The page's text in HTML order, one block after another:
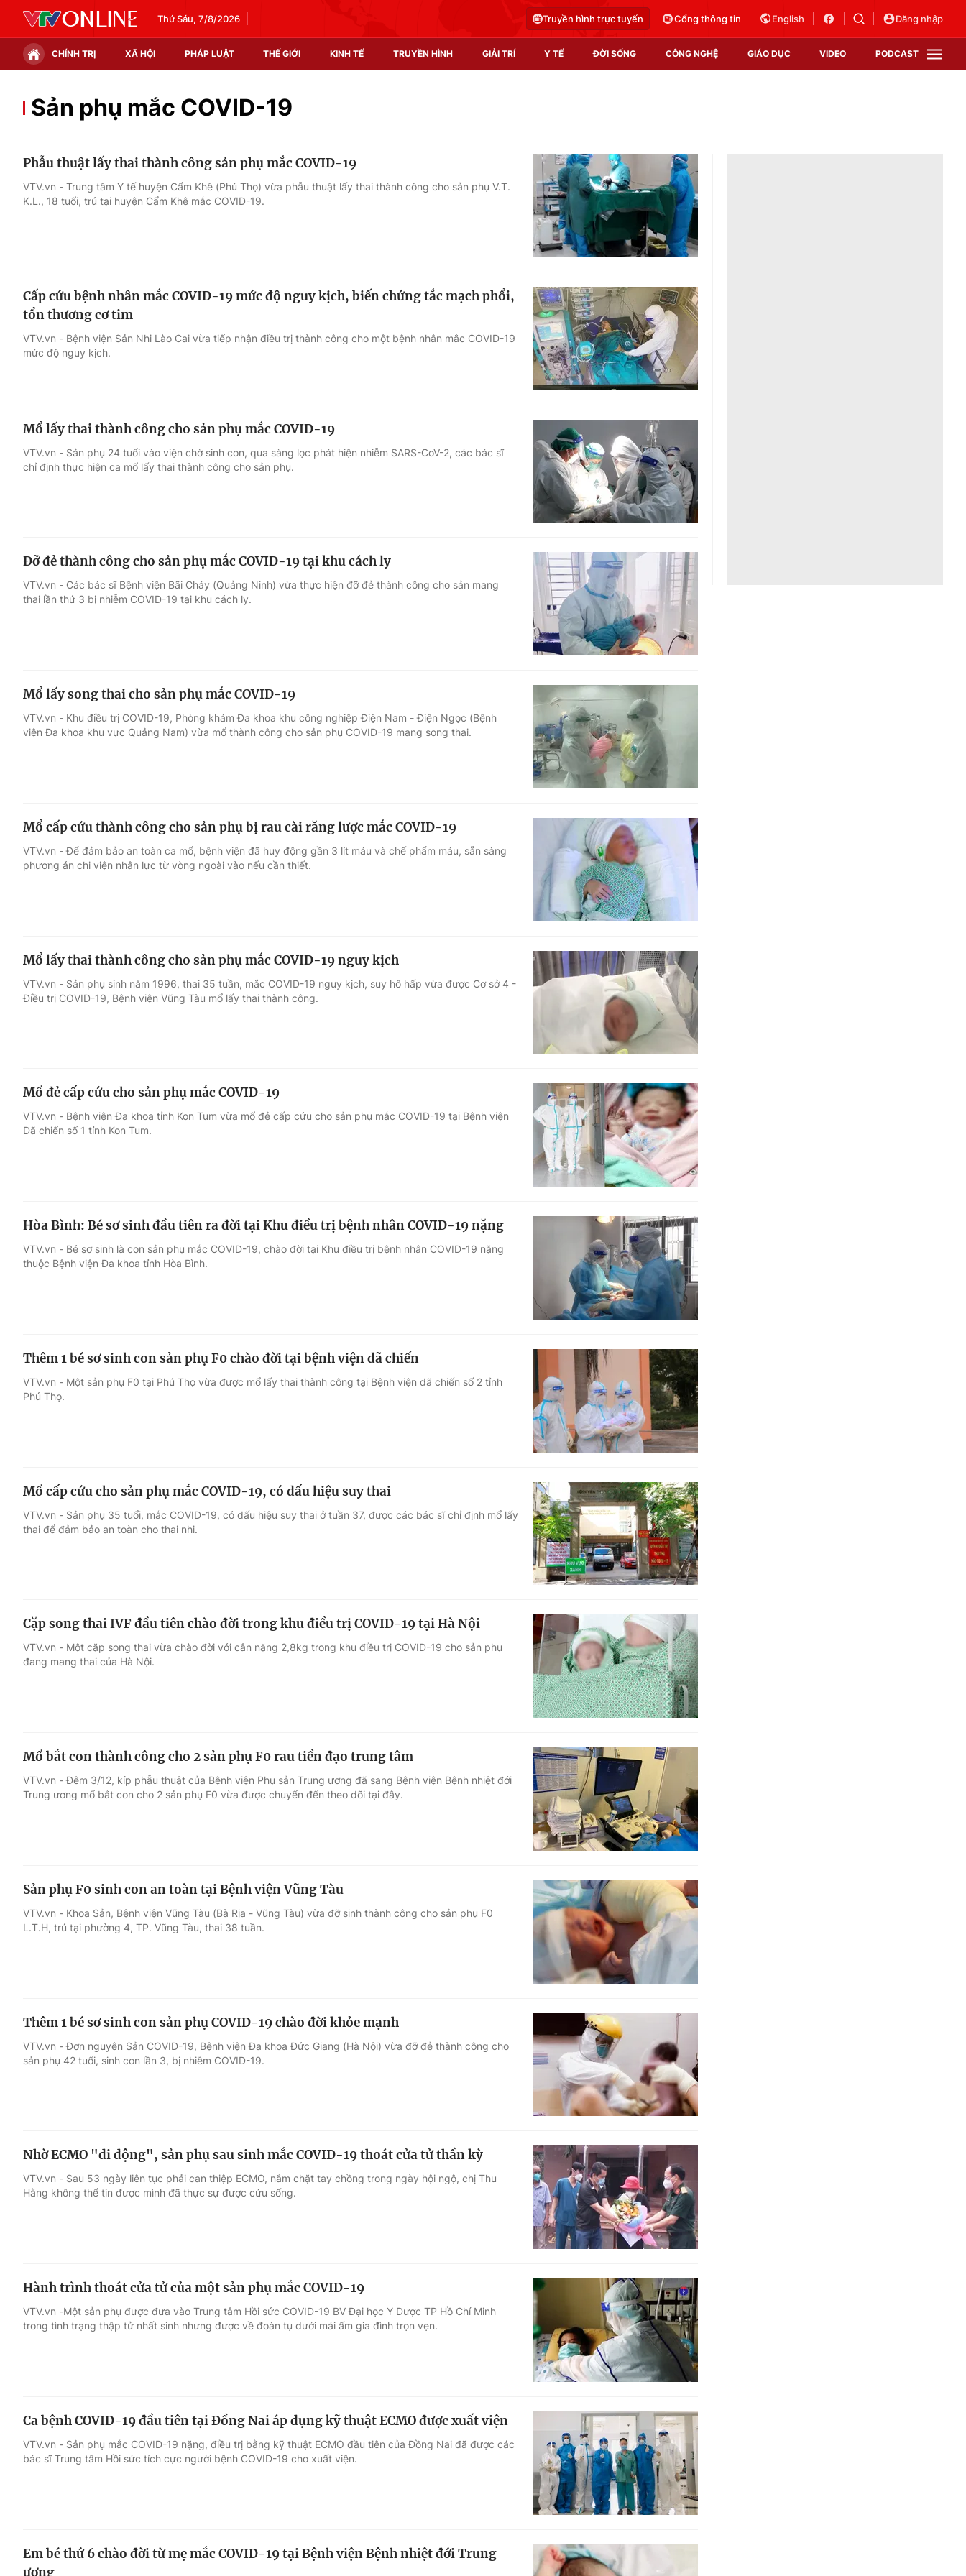
Thứ Sáu, 7/8/2026 Truyền hình trực tuyến Cổng thông tin English Đăng nhập
CHÍNH TRỊ XÃ HỘI PHÁP LUẬT THẾ GIỚI KINH TẾ TRUYỀN HÌNH GIẢI TRÍ Y TẾ ĐỜI SỐNG CÔNG NGHỆ GIÁO DỤC VIDEO PODCAST
Chính trị Xã hội
Thế giới đó đây
Thị trường
Giải sao mai
Video
Shorts video
Podcast
EMagazine
Photo
Infographic
Góc ảnh
Điện ảnh
Âm nhạc
Sao
Du lịch
Làm đẹp
Chất lượng cuộc sống
Học trực tuyến
Công nghệ
Hitech Công nghệ tương lai
Sản phẩm
Thị trường
Tư vấn
VTV Sức khoẻ
Sản phụ mắc COVID-19
Phẫu thuật lấy thai thành công sản phụ mắc COVID-19
VTV.vn - Trung tâm Y tế huyện Cẩm Khê (Phú Thọ) vừa phẫu thuật lấy thai thành công cho sản phụ V.T.
K.L., 18 tuổi, trú tại huyện Cẩm Khê mắc COVID-19.
Cấp cứu bệnh nhân mắc COVID-19 mức độ nguy kịch, biến chứng tắc mạch phổi,
tổn thương cơ tim
VTV.vn - Bệnh viện Sản Nhi Lào Cai vừa tiếp nhận điều trị thành công cho một bệnh nhân mắc COVID-19
mức độ nguy kịch.
Mổ lấy thai thành công cho sản phụ mắc COVID-19
VTV.vn - Sản phụ 24 tuổi vào viện chờ sinh con, qua sàng lọc phát hiện nhiễm SARS-CoV-2, các bác sĩ
chỉ định thực hiện ca mổ lấy thai thành công cho sản phụ.
Đỡ đẻ thành công cho sản phụ mắc COVID-19 tại khu cách ly
VTV.vn - Các bác sĩ Bệnh viện Bãi Cháy (Quảng Ninh) vừa thực hiện đỡ đẻ thành công cho sản mang
thai lần thứ 3 bị nhiễm COVID-19 tại khu cách ly.
Mổ lấy song thai cho sản phụ mắc COVID-19
VTV.vn - Khu điều trị COVID-19, Phòng khám Đa khoa khu công nghiệp Điện Nam - Điện Ngọc (Bệnh
viện Đa khoa khu vực Quảng Nam) vừa mổ thành công cho sản phụ COVID-19 mang song thai.
Mổ cấp cứu thành công cho sản phụ bị rau cài răng lược mắc COVID-19
VTV.vn - Để đảm bảo an toàn ca mổ, bệnh viện đã huy động gần 3 lít máu và chế phẩm máu, sẵn sàng
phương án chi viện nhân lực từ vòng ngoài vào nếu cần thiết.
Mổ lấy thai thành công cho sản phụ mắc COVID-19 nguy kịch
VTV.vn - Sản phụ sinh năm 1996, thai 35 tuần, mắc COVID-19 nguy kịch, suy hô hấp vừa được Cơ sở 4 -
Điều trị COVID-19, Bệnh viện Vũng Tàu mổ lấy thai thành công.
Mổ đẻ cấp cứu cho sản phụ mắc COVID-19
VTV.vn - Bệnh viện Đa khoa tỉnh Kon Tum vừa mổ đẻ cấp cứu cho sản phụ mắc COVID-19 tại Bệnh viện
Dã chiến số 1 tỉnh Kon Tum.
Hòa Bình: Bé sơ sinh đầu tiên ra đời tại Khu điều trị bệnh nhân COVID-19 nặng
VTV.vn - Bé sơ sinh là con sản phụ mắc COVID-19, chào đời tại Khu điều trị bệnh nhân COVID-19 nặng
thuộc Bệnh viện Đa khoa tỉnh Hòa Bình.
Thêm 1 bé sơ sinh con sản phụ F0 chào đời tại bệnh viện dã chiến
VTV.vn - Một sản phụ F0 tại Phú Thọ vừa được mổ lấy thai thành công tại Bệnh viện dã chiến số 2 tỉnh
Phú Thọ.
Mổ cấp cứu cho sản phụ mắc COVID-19, có dấu hiệu suy thai
VTV.vn - Sản phụ 35 tuổi, mắc COVID-19, có dấu hiệu suy thai ở tuần 37, được các bác sĩ chỉ định mổ lấy
thai để đảm bảo an toàn cho thai nhi.
Cặp song thai IVF đầu tiên chào đời trong khu điều trị COVID-19 tại Hà Nội
VTV.vn - Một cặp song thai vừa chào đời với cân nặng 2,8kg trong khu điều trị COVID-19 cho sản phụ
đang mang thai của Hà Nội.
Mổ bắt con thành công cho 2 sản phụ F0 rau tiền đạo trung tâm
VTV.vn - Đêm 3/12, kíp phẫu thuật của Bệnh viện Phụ sản Trung ương đã sang Bệnh viện Bệnh nhiệt đới
Trung ương mổ bắt con cho 2 sản phụ F0 vừa được chuyển đến theo dõi tại đây.
Sản phụ F0 sinh con an toàn tại Bệnh viện Vũng Tàu
VTV.vn - Khoa Sản, Bệnh viện Vũng Tàu (Bà Rịa - Vũng Tàu) vừa đỡ sinh thành công cho sản phụ F0
L.T.H, trú tại phường 4, TP. Vũng Tàu, thai 38 tuần.
Thêm 1 bé sơ sinh con sản phụ COVID-19 chào đời khỏe mạnh
VTV.vn - Đơn nguyên Sản COVID-19, Bệnh viện Đa khoa Đức Giang (Hà Nội) vừa đỡ đẻ thành công cho
sản phụ 42 tuổi, sinh con lần 3, bị nhiễm COVID-19.
Nhờ ECMO "di động", sản phụ sau sinh mắc COVID-19 thoát cửa tử thần kỳ
VTV.vn - Sau 53 ngày liên tục phải can thiệp ECMO, nắm chặt tay chồng trong ngày hội ngộ, chị Thu
Hằng không thể tin được mình đã thực sự được cứu sống.
Hành trình thoát cửa tử của một sản phụ mắc COVID-19
VTV.vn -Một sản phụ được đưa vào Trung tâm Hồi sức COVID-19 BV Đại học Y Dược TP Hồ Chí Minh
trong tình trạng thập tử nhất sinh nhưng được về đoàn tụ dưới mái ấm gia đình trọn vẹn.
Ca bệnh COVID-19 đầu tiên tại Đồng Nai áp dụng kỹ thuật ECMO được xuất viện
VTV.vn - Sản phụ mắc COVID-19 nặng, điều trị bằng kỹ thuật ECMO đầu tiên của Đồng Nai đã được các
bác sĩ Trung tâm Hồi sức tích cực người bệnh COVID-19 cho xuất viện.
Em bé thứ 6 chào đời từ mẹ mắc COVID-19 tại Bệnh viện Bệnh nhiệt đới Trung
ương